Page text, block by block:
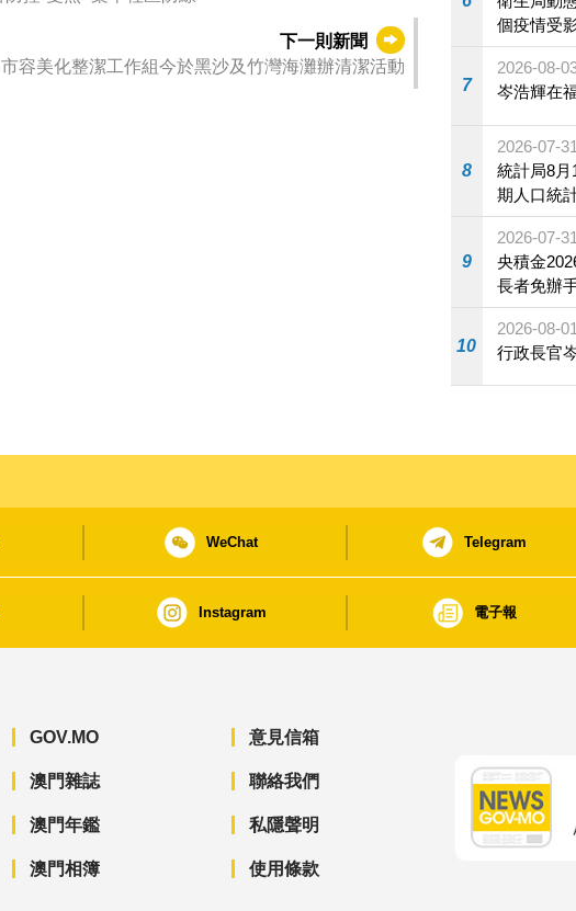
下一則新聞
市容美化整潔工作組今於黑沙及竹灣海灘辦清潔活動
個疫情受
施
7
2026-08-
岑浩輝在
8
2026-07-
統計局8月1日起派
期人口統
9
2026-07-
央積金2026
長者免辦
10
2026-08-
行政長官
WeChat Telegram
Instagram 電子報
GOV.MO
澳門雜誌
澳門年鑑
澳門相簿
意見信箱
聯絡我們
私隱聲明
使用條款